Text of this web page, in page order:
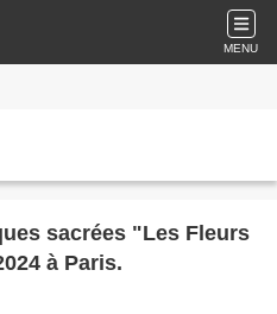
MENU
sacrées "Les Fleurs
à Paris.